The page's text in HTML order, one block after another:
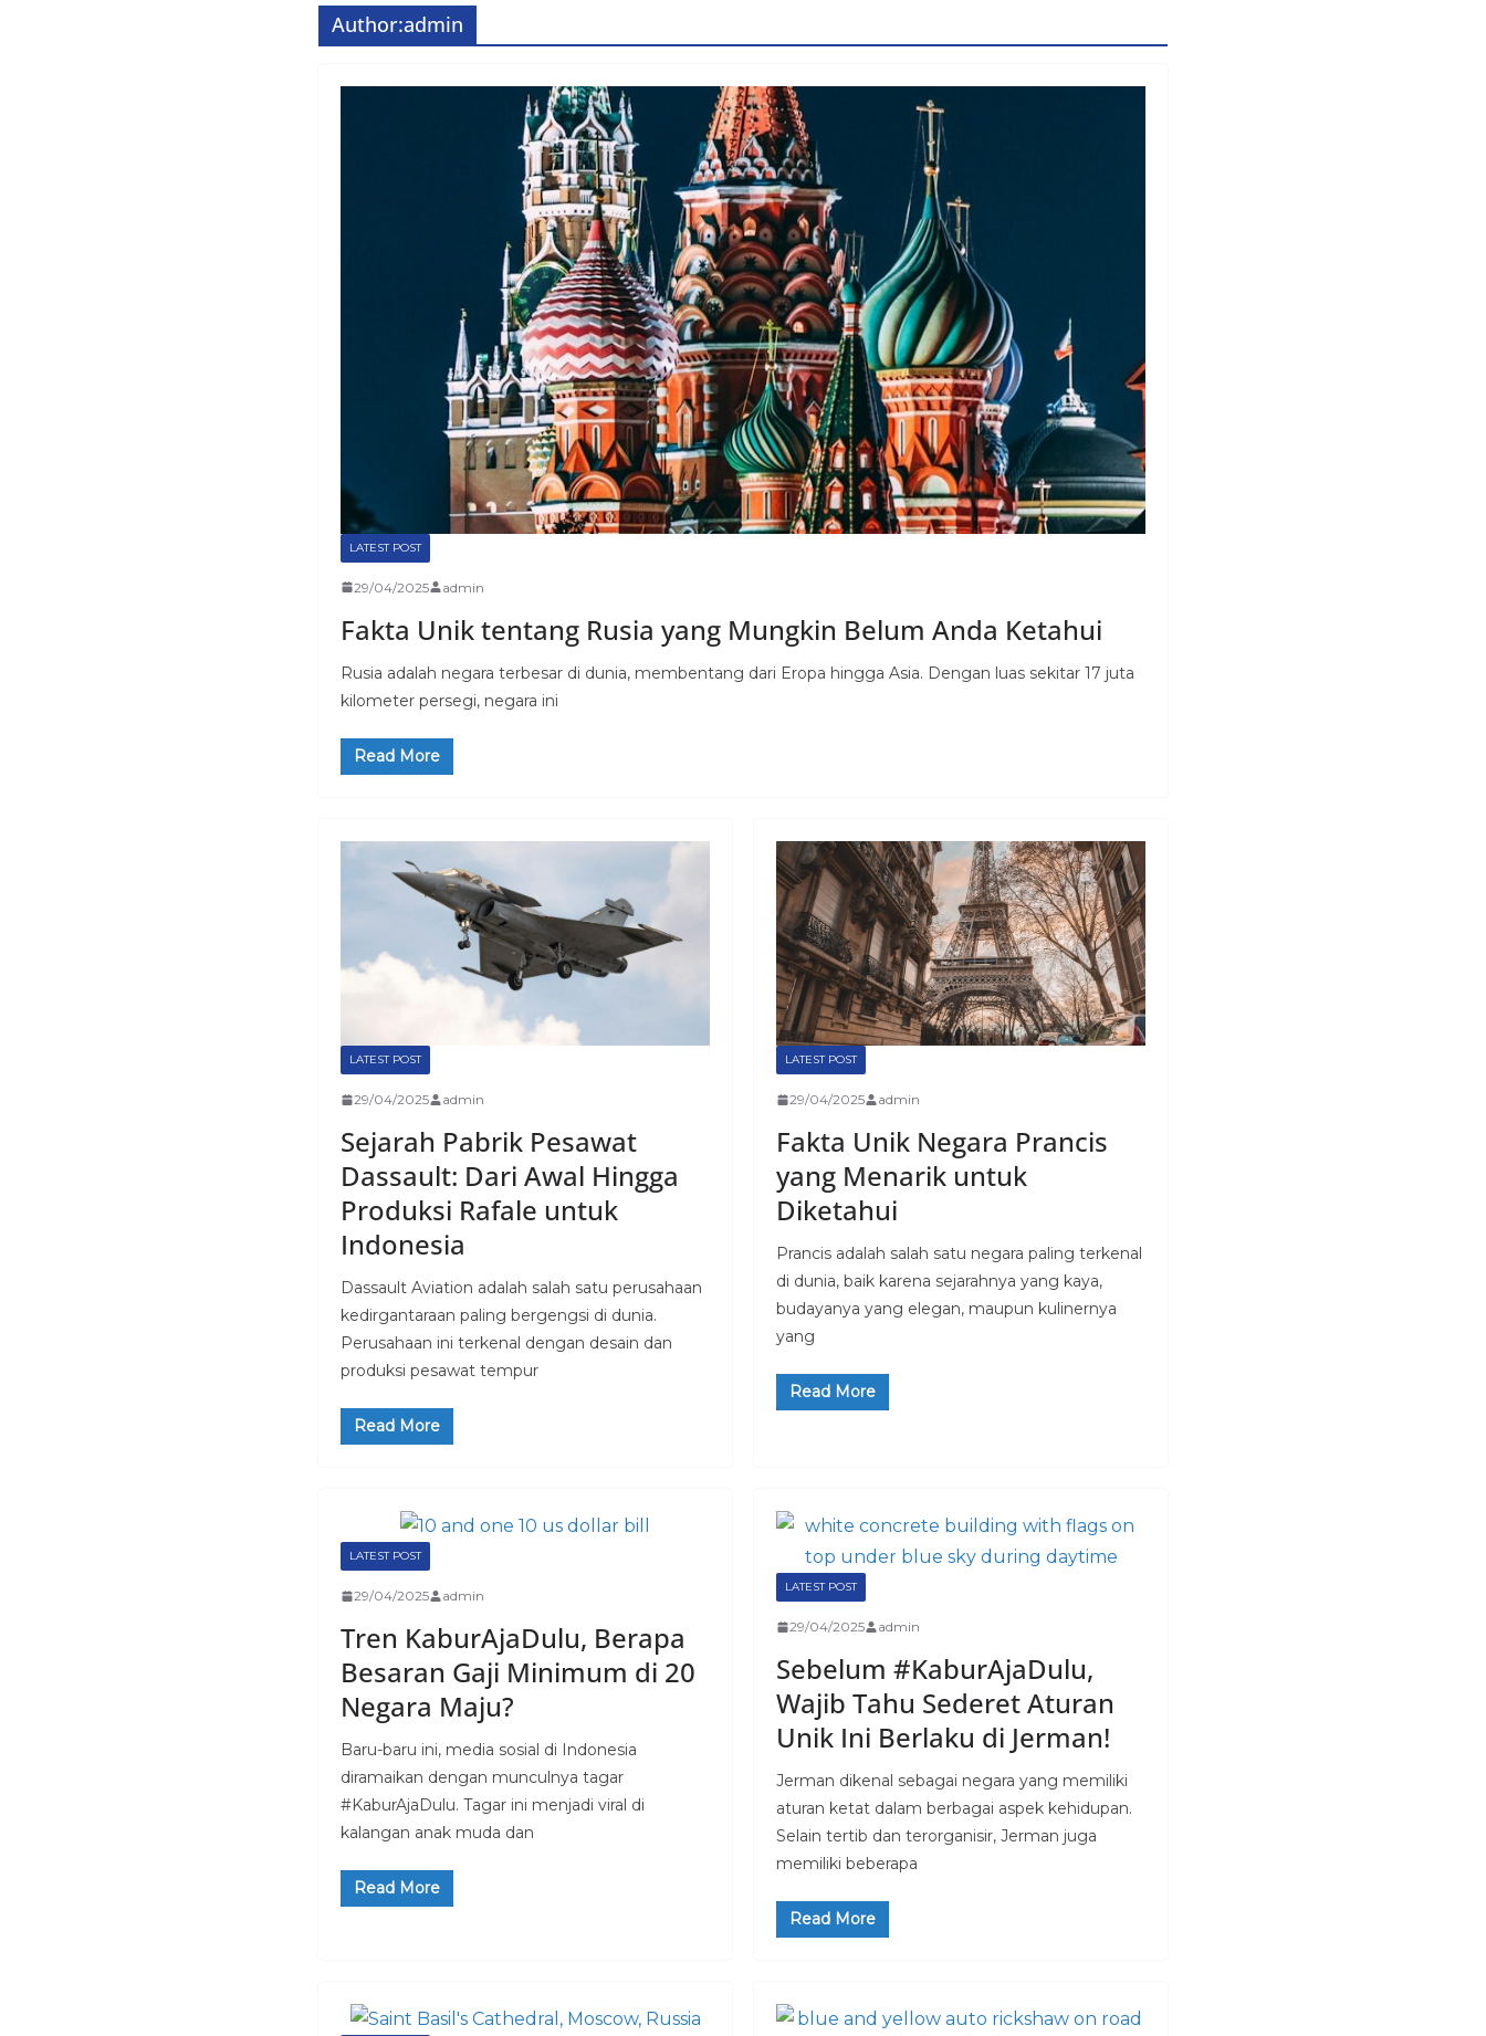
Author:admin
LATEST POST
29/04/2025 admin
Fakta Unik tentang Rusia yang Mungkin Belum Anda Ketahui
Rusia adalah negara terbesar di dunia, membentang dari Eropa hingga Asia. Dengan luas sekitar 17 juta
kilometer persegi, negara ini
Read More
LATEST POST
29/04/2025 admin
Sejarah Pabrik Pesawat
Dassault: Dari Awal Hingga
Produksi Rafale untuk
Indonesia
Dassault Aviation adalah salah satu perusahaan
kedirgantaraan paling bergengsi di dunia.
Perusahaan ini terkenal dengan desain dan
produksi pesawat tempur
Read More
LATEST POST
29/04/2025 admin
Fakta Unik Negara Prancis
yang Menarik untuk
Diketahui
Prancis adalah salah satu negara paling terkenal
di dunia, baik karena sejarahnya yang kaya,
budayanya yang elegan, maupun kulinernya
yang
Read More
LATEST POST
29/04/2025 admin
Tren KaburAjaDulu, Berapa
Besaran Gaji Minimum di 20
Negara Maju?
Baru-baru ini, media sosial di Indonesia
diramaikan dengan munculnya tagar
#KaburAjaDulu. Tagar ini menjadi viral di
kalangan anak muda dan
Read More
LATEST POST
29/04/2025 admin
Sebelum #KaburAjaDulu,
Wajib Tahu Sederet Aturan
Unik Ini Berlaku di Jerman!
Jerman dikenal sebagai negara yang memiliki
aturan ketat dalam berbagai aspek kehidupan.
Selain tertib dan terorganisir, Jerman juga
memiliki beberapa
Read More